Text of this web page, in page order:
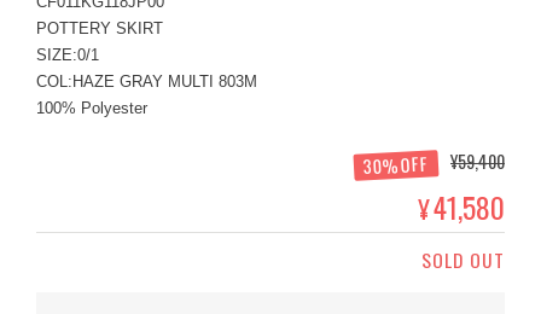
POTTERY SKIRT
SIZE:0/1
COL:HAZE GRAY MULTI 803M
100% Polyester
30%OFF ¥59,400
¥41,580
SOLD OUT